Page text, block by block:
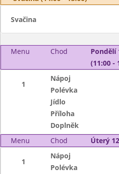
Svačina
Menu Chod
Pondělí
(11:00 -
1
Nápoj
Polévka
Jídlo
Příloha
Doplněk
Menu
Chod Úterý
1
Nápoj
Polévka